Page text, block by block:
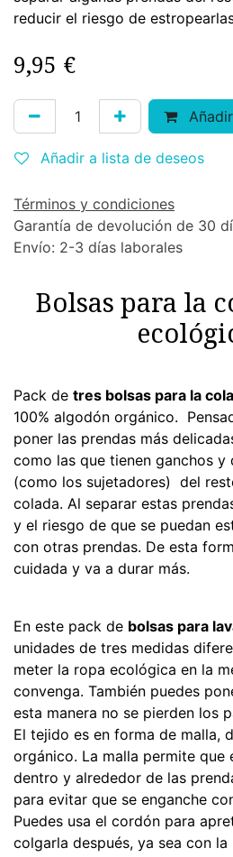
reducir el riesgo de
9,95 €
Añadir a lista de deseos
Términos y condiciones
Garantía de devolución de 30
Envío: 2-3 días laborales
Bolsas para la
Pack de tres bolsas para la
100% algodón orgánico.
poner las prendas más
como las que tienen ganchos y
(como los sujetadores) del
colada. Al separar estas
y el riesgo de que se puedan
con otras prendas. De esta
cuidada y va a durar más.
En este pack de bolsas para
unidades de tres medidas
meter la ropa ecológica en la
convenga. También puedes
esta manera no se pierden los
El tejido es en forma de malla,
orgánico. La malla permite que
dentro y alrededor de las
para evitar que se enganche
Puedes usa el cordón para
colgarla después, ya sea con